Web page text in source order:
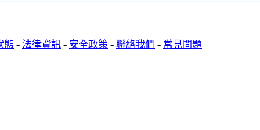
態 - 法律資訊 - 安全政策 - 聯絡我們 - 常見問題